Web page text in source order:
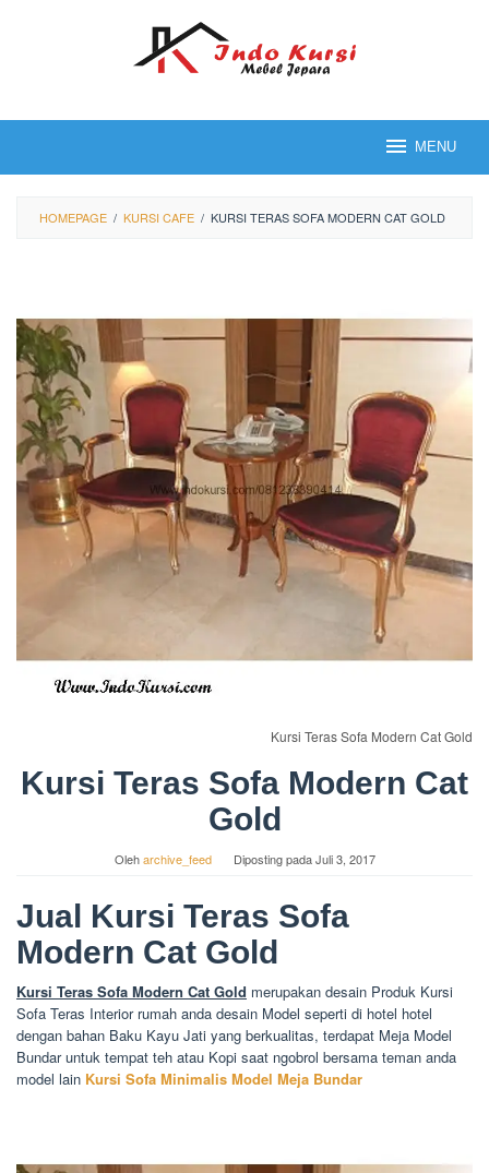
MENU
HOMEPAGE / KURSI CAFE / KURSI TERAS SOFA MODERN CAT GOLD
Kursi Teras Sofa Modern Cat Gold
Kursi Teras Sofa Modern Cat
Gold
Oleharchive_feed Diposting padaJuli 3, 2017
Jual Kursi Teras Sofa
Modern Cat Gold
Kursi Teras Sofa Modern Cat Gold merupakan desain Produk Kursi
Sofa Teras Interior rumah anda desain Model seperti di hotel hotel
dengan bahan Baku Kayu Jati yang berkualitas, terdapat Meja Model
Bundar untuk tempat teh atau Kopi saat ngobrol bersama teman anda
model lain Kursi Sofa Minimalis Model Meja Bundar